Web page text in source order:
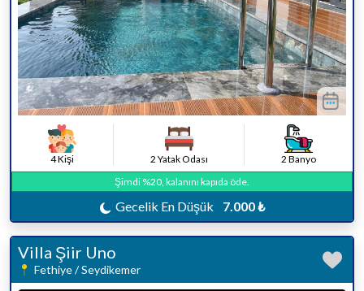
4 Kişi 2 Yatak Odası
2 Banyo
Şimdi %20, kalanını kapıda öde.
Gecelik En Düşük 7.000 ₺
Villa Şiir Uno
Fethiye / Seydikemer